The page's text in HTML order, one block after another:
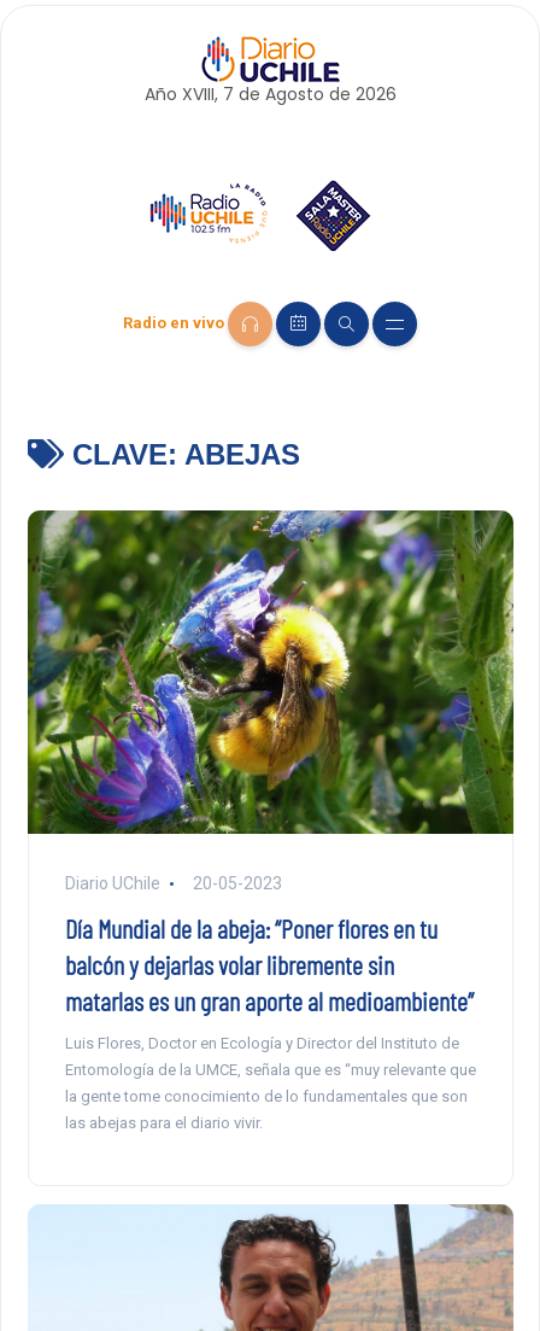
Año XVIII, 7 de Agosto de 2026
Radio en vivo
CLAVE: ABEJAS
Diario UChile 20-05-2023
Día Mundial de la abeja: “Poner flores en tu
balcón y dejarlas volar libremente sin
matarlas es un gran aporte al medioambiente”
Luis Flores, Doctor en Ecología y Director del Instituto de
Entomología de la UMCE, señala que es “muy relevante que
la gente tome conocimiento de lo fundamentales que son
las abejas para el diario vivir.